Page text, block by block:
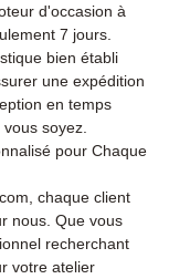
d'occasion à
7 jours.
bien établi
une expédition
en temps
soyez.
pour Chaque
chaque client
nous. Que vous
recherchant
votre atelier